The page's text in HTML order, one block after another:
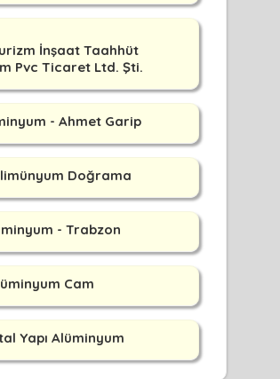
İnşaat Taahhüt
Pvc Ticaret Ltd. Şti.
- Ahmet Garip
Doğrama
- Trabzon
Cam
Yapı Alüminyum